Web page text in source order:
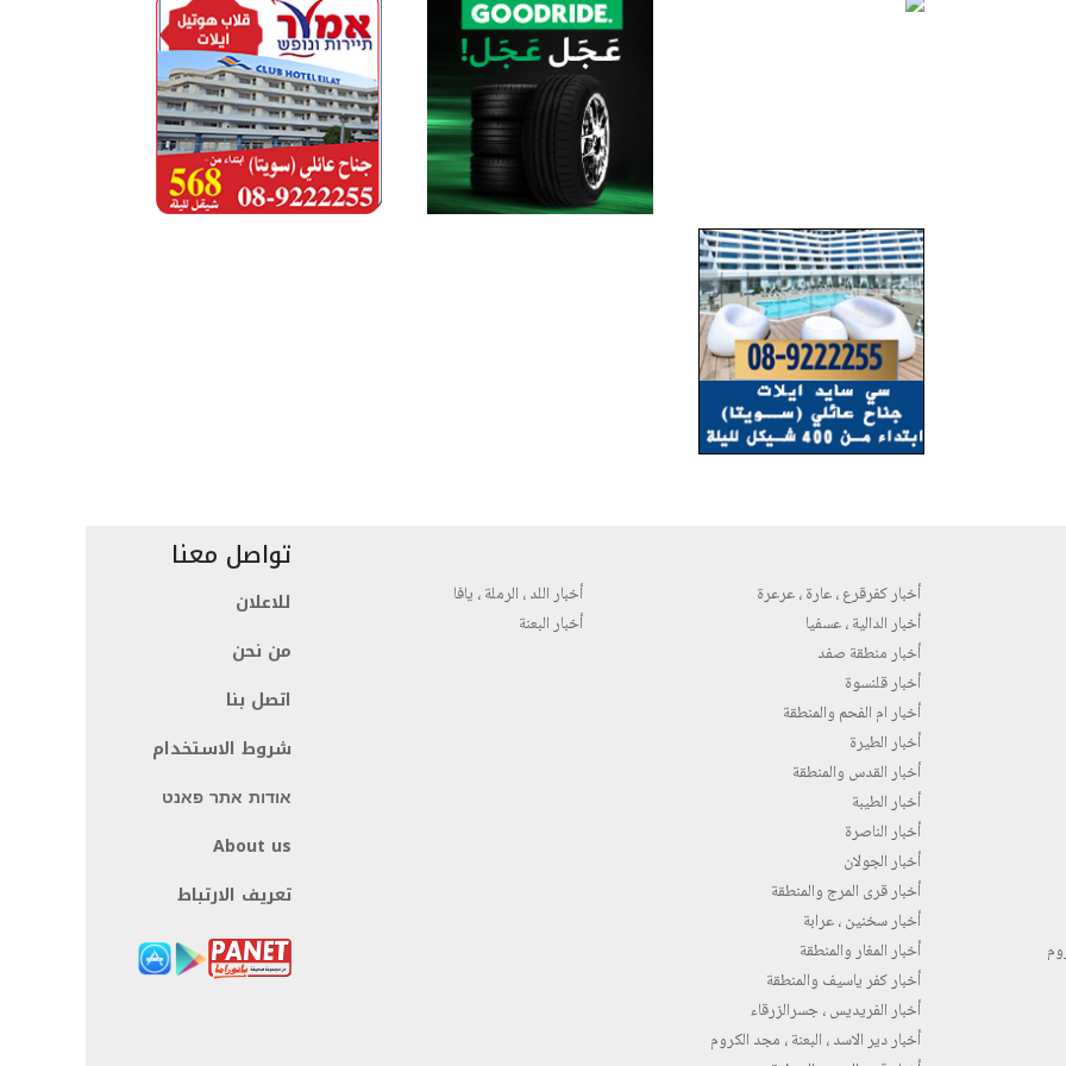
أخبار كفرقرع ، عارة ، عرعرة
أخبار الدالية ، عسفيا
أخبار منطقة صفد
أخبار قلنسوة
أخبار ام الفحم والمنطقة
أخبار الطيرة
أخبار القدس والمنطقة
أخبار الطيبة
أخبار الناصرة
أخبار الجولان
أخبار قرى المرج والمنطقة
أخبار سخنين ، عرابة
أخبار المغار والمنطقة
أخبار كفر ياسيف والمنطقة
أخبار الفريديس ، جسرالزرقاء
أخبار دير الاسد ، البعنة ، مجد الكروم
أخبار اللد ، الرملة ، يافا
أخبار البعنة
تواصل معنا
للاعلان
من نحن
اتصل بنا
شروط الاستخدام
אודות אתר פאנט
About us
تعريف الارتباط